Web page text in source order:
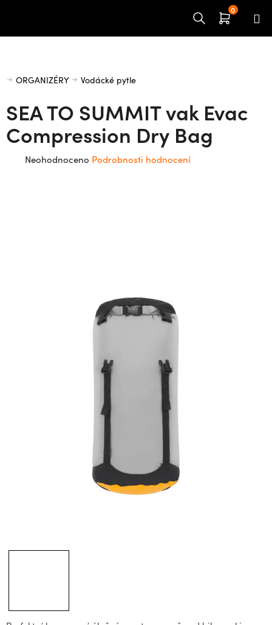
Domů
ORGANIZÉRY Vodácké pytle
SEA TO SUMMIT vak Evac
Compression Dry Bag
Průměrné
Neohodnoceno Podrobnosti hodnocení